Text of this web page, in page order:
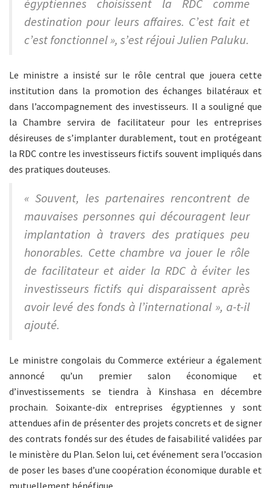
égyptiennes choisissent la RDC comme
destination pour leurs affaires. C’est fait et
c’est fonctionnel », s’est réjoui Julien Paluku.
Le ministre a insisté sur le rôle central que jouera cette
institution dans la promotion des échanges bilatéraux et
dans l’accompagnement des investisseurs. Il a souligné que
la Chambre servira de facilitateur pour les entreprises
désireuses de s’implanter durablement, tout en protégeant
la RDC contre les investisseurs fictifs souvent impliqués dans
des pratiques douteuses.
« Souvent, les partenaires rencontrent de
mauvaises personnes qui découragent leur
implantation à travers des pratiques peu
honorables. Cette chambre va jouer le rôle
de facilitateur et aider la RDC à éviter les
investisseurs fictifs qui disparaissent après
avoir levé des fonds à l’international », a-t-il
ajouté.
Le ministre congolais du Commerce extérieur a également
annoncé qu’un premier salon économique et
d’investissements se tiendra à Kinshasa en décembre
prochain. Soixante-dix entreprises égyptiennes y sont
attendues afin de présenter des projets concrets et de signer
des contrats fondés sur des études de faisabilité validées par
le ministère du Plan. Selon lui, cet événement sera l’occasion
de poser les bases d’une coopération économique durable et